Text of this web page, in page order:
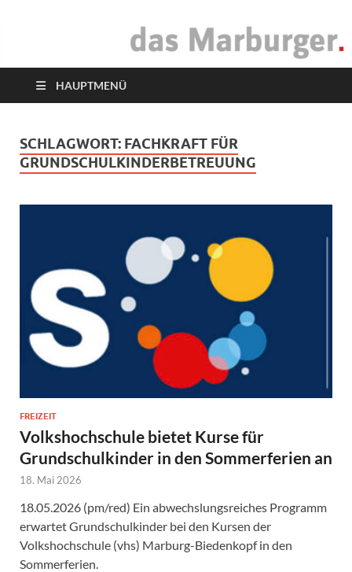
das Marburger.
HAUPTMENÜ
SCHLAGWORT: FACHKRAFT FÜR
GRUNDSCHULKINDERBETREUUNG
FREIZEIT
Volkshochschule bietet Kurse für
Grundschulkinder in den Sommerferien an
18. Mai 2026
18.05.2026 (pm/red) Ein abwechslungsreiches Programm
erwartet Grundschulkinder bei den Kursen der
Volkshochschule (vhs) Marburg-Biedenkopf in den
Sommerferien.